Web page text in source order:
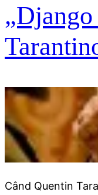
Când Quentin